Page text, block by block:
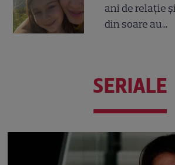
ani de relație
din soare au...
SERIALE